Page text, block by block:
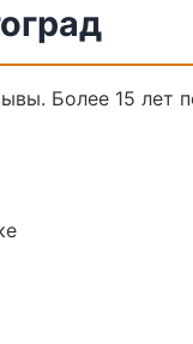
Более 15 лет